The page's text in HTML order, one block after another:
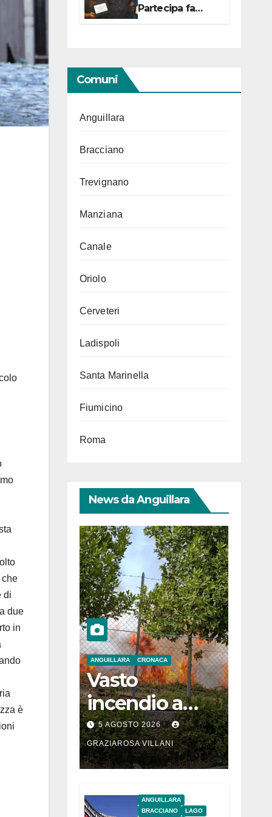
che
di
due
in
è
Partecipa fa
centro con due
Comuni
Anguillara
Bracciano
Trevignano
Manziana
Canale
Oriolo
Cerveteri
Ladispoli
Santa Marinella
Fiumicino
Roma
News da Anguillara
ANGUILLARA CRONACA
Vasto
incendio a
Martignano
5 AGOSTO 2026
GRAZIAROSA VILLANI
ANGUILLARA
BRACCIANO
LAGO